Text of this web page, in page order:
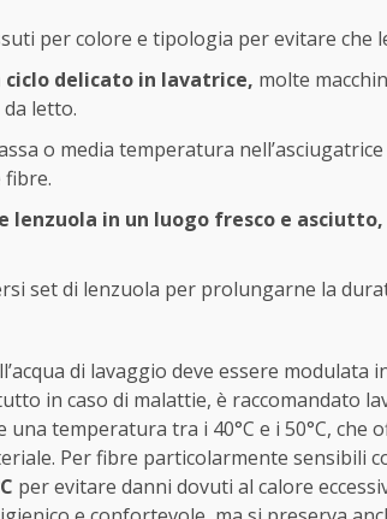
per colore e tipologia per evitare che
delicato in lavatrice, molte
letto.
o media temperatura
fibre.
lenzuola in un luogo fresco e asciutto,
set di lenzuola per prolungarne la
di lavaggio deve essere modulata
in caso di malattie, è raccomandato
una temperatura tra i 40°C e i 50°C,
Per fibre particolarmente sensibili
per evitare danni dovuti al calore